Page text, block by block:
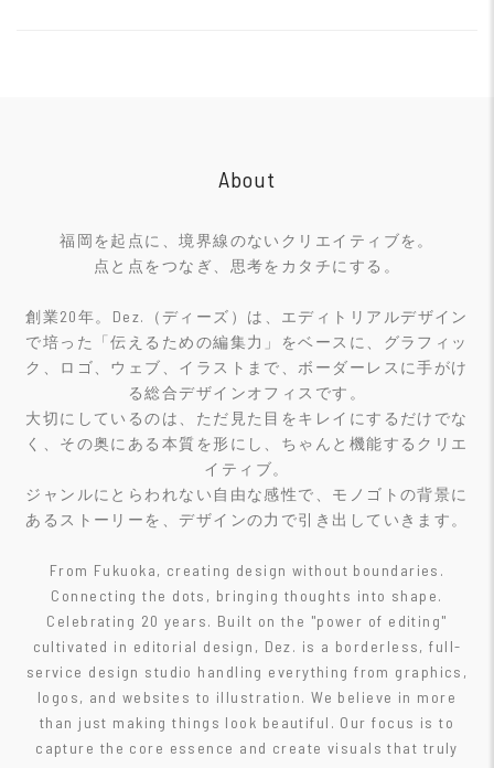
About
福岡を起点に、境界線のないクリエイティブを。
点と点をつなぎ、思考をカタチにする。
創業20年。Dez.（ディーズ）は、エディトリアルデザイン
で培った「伝えるための編集力」をベースに、グラフィッ
ク、ロゴ、ウェブ、イラストまで、ボーダーレスに手がけ
る総合デザインオフィスです。
大切にしているのは、ただ見た目をキレイにするだけでな
く、その奥にある本質を形にし、ちゃんと機能するクリエ
イティブ。
ジャンルにとらわれない自由な感性で、モノゴトの背景に
あるストーリーを、デザインの力で引き出していきます。
From Fukuoka, creating design without boundaries.
Connecting the dots, bringing thoughts into shape.
Celebrating 20 years. Built on the "power of editing"
cultivated in editorial design, Dez. is a borderless, full-
service design studio handling everything from graphics,
logos, and websites to illustration. We believe in more
than just making things look beautiful. Our focus is to
capture the core essence and create visuals that truly